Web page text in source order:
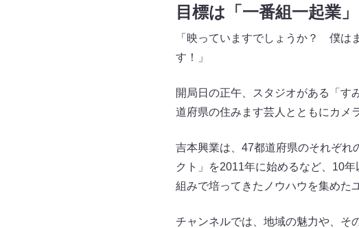
目標は「一番組一起業」
「映っていますでしょうか？ 僕は
す！」
開局日の正午、スタジオがある「す
道府県の住みます芸人とともにカメ
吉本興業は、47都道府県のそれぞれ
クト」を2011年に始めるなど、10
組みで培ってきたノウハウを集めた
チャンネルでは、地域の魅力や、そ